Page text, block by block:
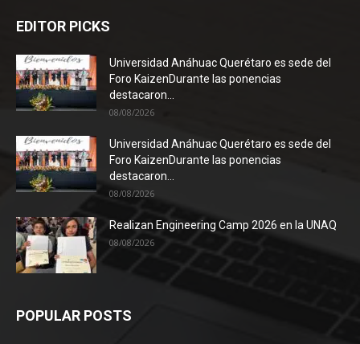
EDITOR PICKS
Universidad Anáhuac Querétaro es sede del
Foro KaizenDurante las ponencias
destacaron...
08/08/2026
Universidad Anáhuac Querétaro es sede del
Foro KaizenDurante las ponencias
destacaron...
08/08/2026
Realizan Engineering Camp 2026 en la UNAQ
08/08/2026
POPULAR POSTS